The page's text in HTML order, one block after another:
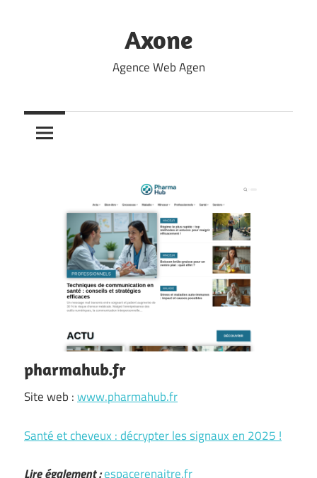
Axone
Agence Web Agen
pharmahub.fr
Site web :www.pharmahub.fr
Santé et cheveux : décrypter les signaux en 2025 !
Lire également :espacerenaitre.fr